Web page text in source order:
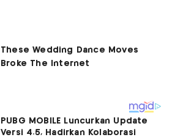
PUBG MOBILE Luncurkan Update
Versi 4.5, Hadirkan Kolaborasi